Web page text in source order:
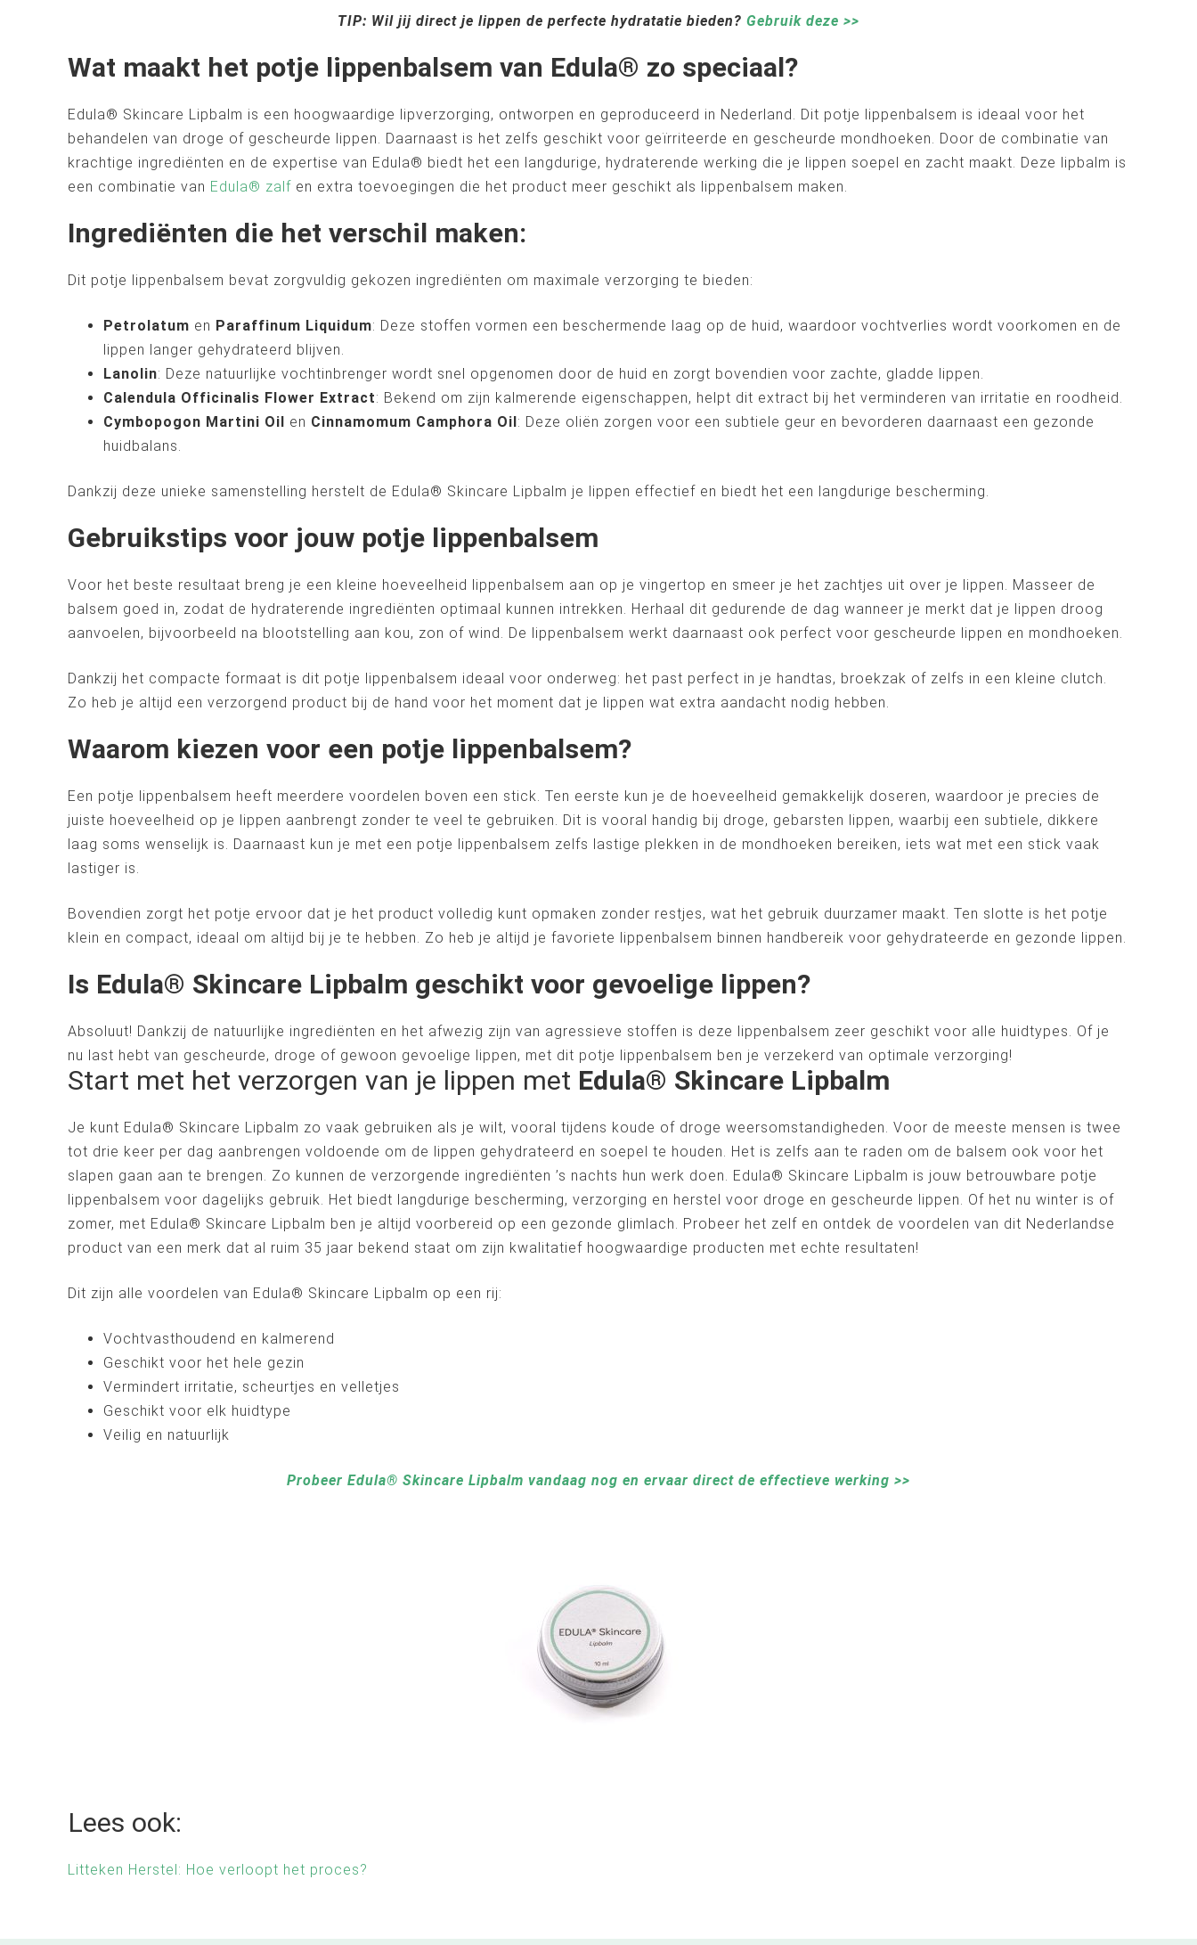
TIP: Wil jij direct je lippen de perfecte hydratatie bieden? Gebruik deze >>
Wat maakt het potje lippenbalsem van Edula® zo speciaal?
Edula® Skincare Lipbalm is een hoogwaardige lipverzorging, ontworpen en geproduceerd in Nederland. Dit potje lippenbalsem is ideaal voor het
behandelen van droge of gescheurde lippen. Daarnaast is het zelfs geschikt voor geïrriteerde en gescheurde mondhoeken. Door de combinatie van
krachtige ingrediënten en de expertise van Edula® biedt het een langdurige, hydraterende werking die je lippen soepel en zacht maakt. Deze lipbalm is
een combinatie van Edula® zalf en extra toevoegingen die het product meer geschikt als lippenbalsem maken.
Ingrediënten die het verschil maken:
Dit potje lippenbalsem bevat zorgvuldig gekozen ingrediënten om maximale verzorging te bieden:
Petrolatum en Paraffinum Liquidum: Deze stoffen vormen een beschermende laag op de huid, waardoor vochtverlies wordt voorkomen en de
lippen langer gehydrateerd blijven.
Lanolin: Deze natuurlijke vochtinbrenger wordt snel opgenomen door de huid en zorgt bovendien voor zachte, gladde lippen.
Calendula Officinalis Flower Extract: Bekend om zijn kalmerende eigenschappen, helpt dit extract bij het verminderen van irritatie en roodheid.
Cymbopogon Martini Oil
en Cinnamomum Camphora Oil : Deze oliën zorgen voor een subtiele geur en bevorderen daarnaast een gezonde
huidbalans.
Dankzij deze unieke samenstelling herstelt de Edula® Skincare Lipbalm je lippen effectief en biedt het een langdurige bescherming.
Gebruikstips voor jouw potje lippenbalsem
Voor het beste resultaat breng je een kleine hoeveelheid lippenbalsem aan op je vingertop en smeer je het zachtjes uit over je lippen. Masseer de
balsem goed in, zodat de hydraterende ingrediënten optimaal kunnen intrekken. Herhaal dit gedurende de dag wanneer je merkt dat je lippen droog
aanvoelen, bijvoorbeeld na blootstelling aan kou, zon of wind. De lippenbalsem werkt daarnaast ook perfect voor gescheurde lippen en mondhoeken.
Dankzij het compacte formaat is dit potje lippenbalsem ideaal voor onderweg: het past perfect in je handtas, broekzak of zelfs in een kleine clutch.
Zo heb je altijd een verzorgend product bij de hand voor het moment dat je lippen wat extra aandacht nodig hebben.
Waarom kiezen voor een potje lippenbalsem?
Een potje lippenbalsem heeft meerdere voordelen boven een stick. Ten eerste kun je de hoeveelheid gemakkelijk doseren, waardoor je precies de
juiste hoeveelheid op je lippen aanbrengt zonder te veel te gebruiken. Dit is vooral handig bij droge, gebarsten lippen, waarbij een subtiele, dikkere
laag soms wenselijk is. Daarnaast kun je met een potje lippenbalsem zelfs lastige plekken in de mondhoeken bereiken, iets wat met een stick vaak
lastiger is.
Bovendien zorgt het potje ervoor dat je het product volledig kunt opmaken zonder restjes, wat het gebruik duurzamer maakt. Ten slotte is het potje
klein en compact, ideaal om altijd bij je te hebben. Zo heb je altijd je favoriete lippenbalsem binnen handbereik voor gehydrateerde en gezonde lippen.
Is Edula® Skincare Lipbalm geschikt voor gevoelige lippen?
Absoluut! Dankzij de natuurlijke ingrediënten en het afwezig zijn van agressieve stoffen is deze lippenbalsem zeer geschikt voor alle huidtypes. Of je
nu last hebt van gescheurde, droge of gewoon gevoelige lippen, met dit potje lippenbalsem ben je verzekerd van optimale verzorging!
Start met het verzorgen van je lippen met Edula® Skincare Lipbalm
Je kunt Edula® Skincare Lipbalm zo vaak gebruiken als je wilt, vooral tijdens koude of droge weersomstandigheden. Voor de meeste mensen is twee
tot drie keer per dag aanbrengen voldoende om de lippen gehydrateerd en soepel te houden. Het is zelfs aan te raden om de balsem ook voor het
slapen gaan aan te brengen. Zo kunnen de verzorgende ingrediënten ’s nachts hun werk doen. Edula® Skincare Lipbalm is jouw betrouwbare potje
lippenbalsem voor dagelijks gebruik. Het biedt langdurige bescherming, verzorging en herstel voor droge en gescheurde lippen. Of het nu winter is of
zomer, met Edula® Skincare Lipbalm ben je altijd voorbereid op een gezonde glimlach. Probeer het zelf en ontdek de voordelen van dit Nederlandse
product van een merk dat al ruim 35 jaar bekend staat om zijn kwalitatief hoogwaardige producten met echte resultaten!
Dit zijn alle voordelen van Edula® Skincare Lipbalm op een rij:
Vochtvasthoudend en kalmerend
Geschikt voor het hele gezin
Vermindert irritatie, scheurtjes en velletjes
Geschikt voor elk huidtype
Veilig en natuurlijk
Probeer Edula® Skincare Lipbalm vandaag nog en ervaar direct de effectieve werking >>
Lees ook:
Litteken Herstel: Hoe verloopt het proces?